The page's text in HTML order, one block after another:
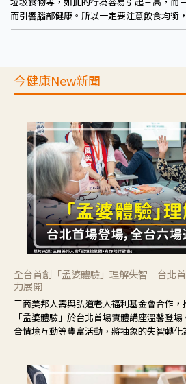
而引響腦部健康。所以一定要注意飲食均衡
今健康New新聞
全台首創「孟婆體驗」理解失智 台北
力展開
三商美邦人壽與弘道老人福利基金會合作
「孟婆體驗」於台北首場實體講座溫馨登
合情境互動等豐富活動，將抽象的失智轉